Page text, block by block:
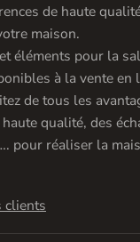
de haute
maison.
éléments pour la
à la vente en
de tous les
qualité, des
pour réaliser la
clients